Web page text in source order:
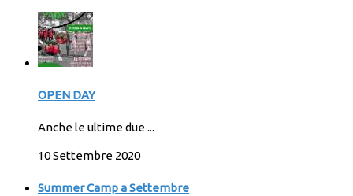
OPEN DAY
Anche le ultime due ...
10 Settembre 2020
Summer Camp a Settembre